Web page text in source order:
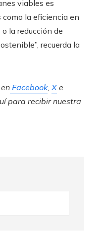
viables es
como la eficiencia en
la reducción de
recuerda la
en Facebook, X e
para recibirnuestra